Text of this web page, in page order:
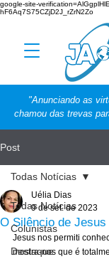
google-site-
hF6Aq7S75CZjD2J_rZrN2Zo
"Anunciando as
chamou das trevas
Post
Todas Notícias
Colunistas
Destaque
Todas Notícias
O Silêncio de Jesus
Uélia Dias
9 de set. de 2023
Jesus nos permiti
mostra-nos que é